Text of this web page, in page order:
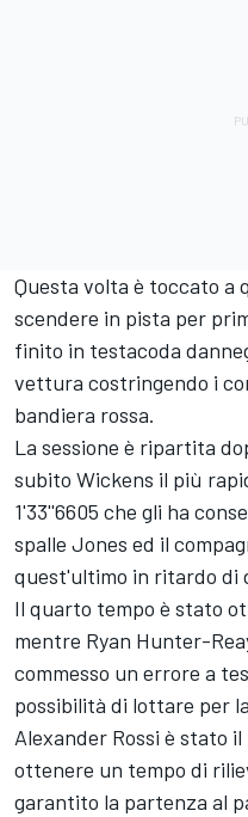
Questa volta è toccato a
scendere in pista per
finito in testacoda
vettura costringendo i
bandiera rossa.
La sessione è ripartita
subito Wickens il più
1'33''6605 che gli ha
spalle Jones ed il
quest'ultimo in ritardo di
Il quarto tempo è stato
mentre Ryan Hunter-
commesso un errore a
possibilità di lottare per
Alexander Rossi è stato
ottenere un tempo di
garantito la partenza al